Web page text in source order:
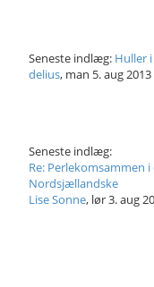
Seneste indlæg: Huller
delius, man 5. aug 2013
Seneste indlæg:
Re: Perlekomsammen
Nordsjællandske
Lise Sonne, lør 3. aug